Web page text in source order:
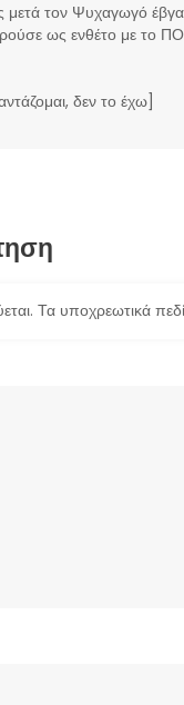
τον Ψυχαγωγό
ως ενθέτο με το
δεν το έχω]
Τα υποχρεωτικά